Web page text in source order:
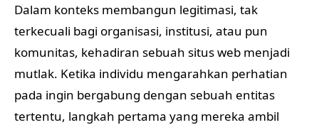
Dalam konteks membangun legitimasi, tak
terkecuali bagi organisasi, institusi, atau pun
komunitas, kehadiran sebuah situs web menjadi
mutlak. Ketika individu mengarahkan perhatian
pada ingin bergabung dengan sebuah entitas
tertentu, langkah pertama yang mereka ambil